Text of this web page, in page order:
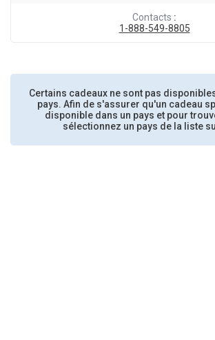
Contacts :
1-888-549-8805
Certains cadeaux ne sont pas
pays. Afin de s'assurer qu'un cadeau
disponible dans un pays et pour
sélectionnez un pays de la liste